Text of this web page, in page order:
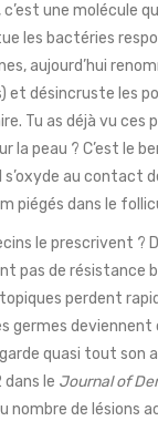
une molécule
les bactéries
aujourd’hui
et désincruste les
Tu as déjà vu ces
la peau ? C’est le
au contact
piégés dans le
le prescrivent ?
pas de résistance
perdent
germes deviennent
quasi tout son
le Journal of
nombre de lésions